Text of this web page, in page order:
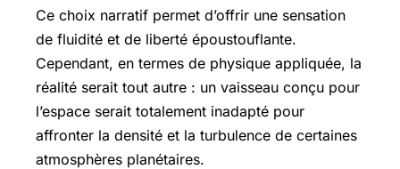
Ce choix narratif permet d’offrir une sensation
de fluidité et de liberté époustouflante.
Cependant, en termes de physique appliquée, la
réalité serait tout autre : un vaisseau conçu pour
l’espace serait totalement inadapté pour
affronter la densité et la turbulence de certaines
atmosphères planétaires.